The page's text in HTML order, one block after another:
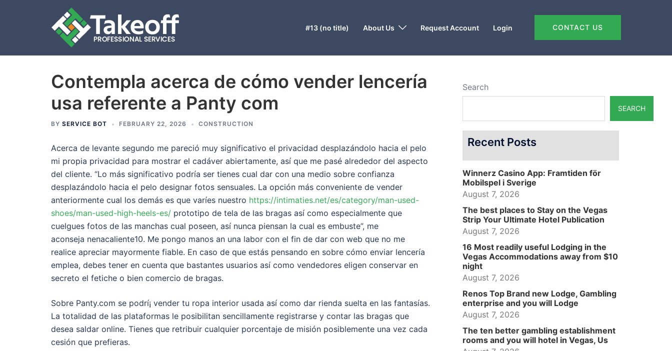
#13 (no title) About Us Request Account Login CONTACT US
Contempla acerca de cómo vender lencería
usa referente a Panty com
BY SERVICE BOT FEBRUARY 22, 2026 CONSTRUCTION
Acerca de levante segundo me pareció muy significativo el privacidad desplazándolo hacia el pelo
mi propia privacidad para mostrar el cadáver abiertamente, así que me pasé alrededor del aspecto
del cliente. “Lo más significativo podrí­a ser tienes cual dar con una medio sobre confianza
desplazándolo hacia el pelo designar fotos sensuales. La opción más conveniente de vender
anteriormente cual los demás es que varíes nuestro https://intimaties.net/es/category/man-used-
shoes/man-used-high-heels-es/ prototipo de tela de las bragas así­ como especialmente que
cuelgues fotos de las manchas cual poseen, así nunca piensan la cual es embuste”, me
aconseja nenacaliente10. Me pongo manos an una labor con el fin de dar con web que no me
realice apreciar mayormente fiable. En caso de que estás pensando en sobre cómo enviar lencería
emplea, debes tener en cuenta que bastantes usuarios así­ como vendedores eligen conservar en
secreto el fetiche o bien comercio de bragas.
Sobre Panty.com se podrí¡ vender tu ropa interior usada así­ como dar rienda suelta en las fantasías.
La totalidad de las plataformas le posibilitan sencillamente registrarse y contar las bragas que
desea saldar online. Tienes que retribuir cualquier porcentaje de misión posiblemente una vez cada
cesión que prefieras.
Search
SEARCH
Recent Posts
Winnerz Casino App: Framtiden för
Mobilspel i Sverige
August 7, 2026
The best places to Stay on the Vegas
Strip Your Ultimate Hotel Publication
August 7, 2026
16 Most readily useful Lodging in the
Vegas Accommodations away from $10
night
August 7, 2026
Renos Top Brand new Lodge, Gambling
enterprise and you will Lodge
August 7, 2026
The ten better gambling establishment
rooms and you will hotel in Vegas, Us